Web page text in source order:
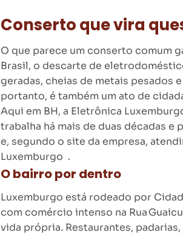
Conserto que vira
O que parece um conserto comum
Brasil, o descarte de
geradas, cheias de metais pesados
portanto, é também um ato de
Aqui em BH, a Eletrônica
trabalha há mais de duas décadas
e, segundo o site da empresa,
Luxemburgo .
O bairro por dentro
Luxemburgo está rodeado por
com comércio intenso na Rua
vida própria. Restaurantes,